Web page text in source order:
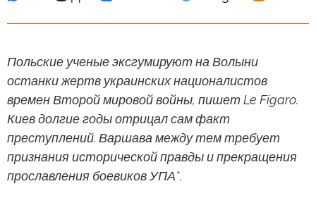
Польские ученые эксгумируют на Волыни
останки жертв украинских националистов
времен Второй мировой войны, пишет Le Figaro.
Киев долгие годы отрицал сам факт
преступлений. Варшава между тем требует
признания исторической правды и прекращения
прославления боевиков УПА*.